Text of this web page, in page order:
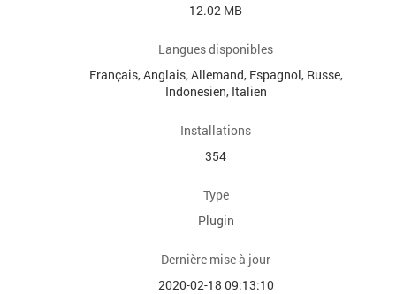
12.02 MB
Langues disponibles
Français, Anglais, Allemand, Espagnol, Russe,
Indonesien, Italien
Installations
354
Type
Plugin
Dernière mise à jour
2020-02-18 09:13:10